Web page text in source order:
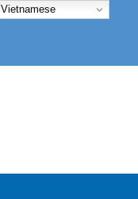
Vietnamese